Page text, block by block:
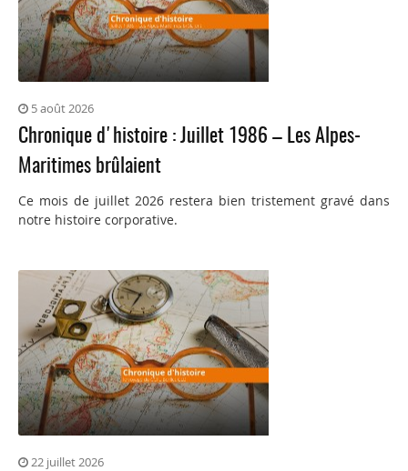
5 août 2026
Chronique d'histoire : Juillet 1986 – Les Alpes-
Maritimes brûlaient
Ce mois de juillet 2026 restera bien tristement gravé dans
notre histoire corporative.
22 juillet 2026